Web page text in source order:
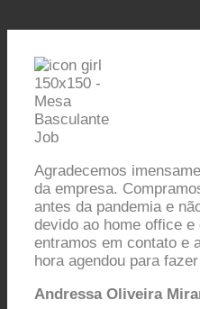
Agradecemos
da empresa.
antes da pandemia e
devido ao home office e
entramos em contato e
hora agendou para
Andressa Oliveira